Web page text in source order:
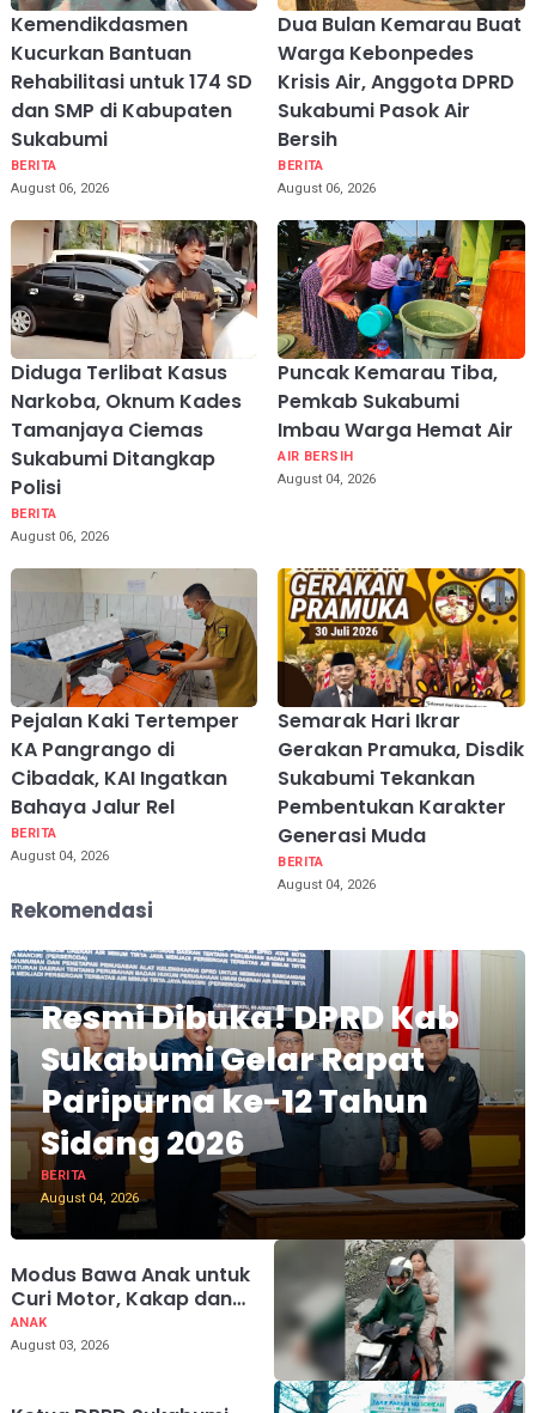
Kemendikdasmen
Kucurkan Bantuan
Rehabilitasi untuk 174 SD
dan SMP di Kabupaten
Sukabumi
BERITA
August 06, 2026
Dua Bulan Kemarau Buat
Warga Kebonpedes
Krisis Air, Anggota DPRD
Sukabumi Pasok Air
Bersih
BERITA
August 06, 2026
Diduga Terlibat Kasus
Narkoba, Oknum Kades
Tamanjaya Ciemas
Sukabumi Ditangkap
Polisi
BERITA
August 06, 2026
Puncak Kemarau Tiba,
Pemkab Sukabumi
Imbau Warga Hemat Air
AIR BERSIH
August 04, 2026
Pejalan Kaki Tertemper
KA Pangrango di
Cibadak, KAI Ingatkan
Bahaya Jalur Rel
BERITA
August 04, 2026
Semarak Hari Ikrar
Gerakan Pramuka, Disdik
Sukabumi Tekankan
Pembentukan Karakter
Generasi Muda
BERITA
August 04, 2026
Rekomendasi
Resmi Dibuka! DPRD Kab
Sukabumi Gelar Rapat
Paripurna ke-12 Tahun
Sidang 2026
BERITA
August 04, 2026
Modus Bawa Anak untuk
Curi Motor, Kakap dan
Suami Diringkus Polisi di
Sukabumi
ANAK
August 03, 2026